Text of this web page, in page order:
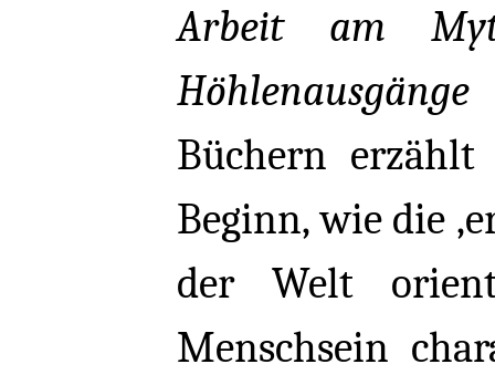
Arbeit am
Höhlenausgänge
Büchern
Beginn, wie die
der Welt
Menschsein